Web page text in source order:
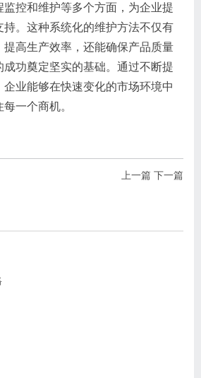
控和维护等多个方面，为企业提
持。这种系统化的维护方法不仅有
提高生产效率，还能确保产品质量
功奠定坚实的基础。通过不断提
业能够在快速变化的市场环境中
一个商机。
上一篇 下一篇